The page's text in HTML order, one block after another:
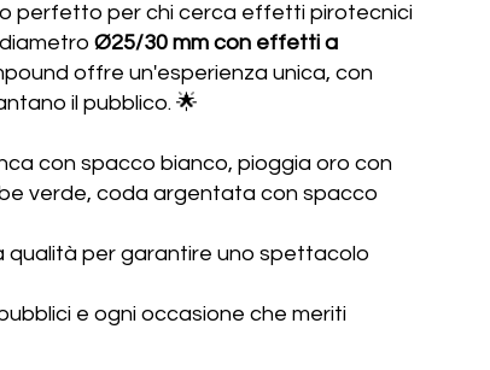
perfetto per chi cerca effetti pirotecnici
Ø25/30 mm con effetti a
offre un'esperienza unica, con
il pubblico. 🌟
con spacco bianco, pioggia oro con
verde, coda argentata con spacco
per garantire uno spettacolo
e ogni occasione che meriti